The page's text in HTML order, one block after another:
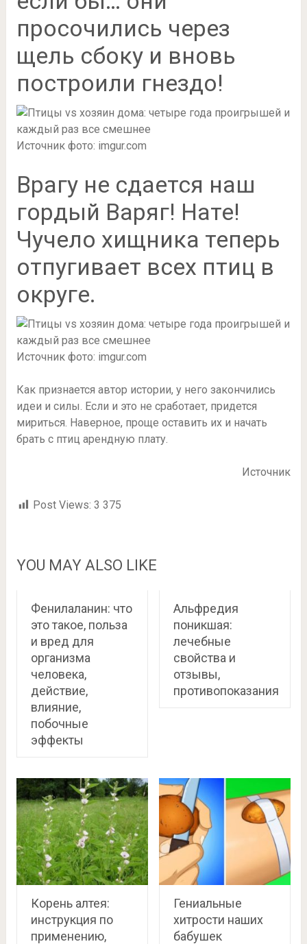
просочились через
щель сбоку и вновь
построили гнездо!
Источник фото: imgur.com
Врагу не сдается наш
гордый Варяг! Нате!
Чучело хищника теперь
отпугивает всех птиц в
округе.
Источник фото: imgur.com
Как признается автор истории, у него закончились
идеи и силы. Если и это не сработает, придется
мириться. Наверное, проще оставить их и начать
брать с птиц арендную плату.
Источник
Post Views: 3 375
YOU MAY ALSO LIKE
Фенилаланин: что
это такое, польза
и вред для
организма
человека,
действие,
влияние,
побочные
эффекты
Альфредия
поникшая:
лечебные
свойства и
отзывы,
противопоказания
Корень алтея:
инструкция по
применению,
Гениальные
хитрости наших
бабушек